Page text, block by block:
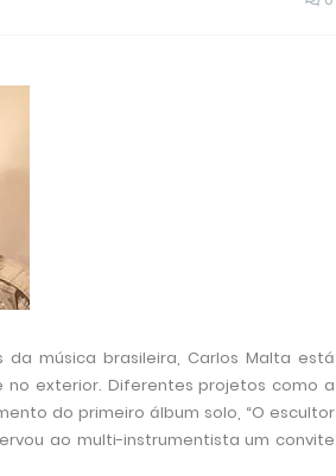
música brasileira, Carlos Malta está
exterior. Diferentes projetos como a
do primeiro álbum solo, “O escultor
ao multi-instrumentista um convite